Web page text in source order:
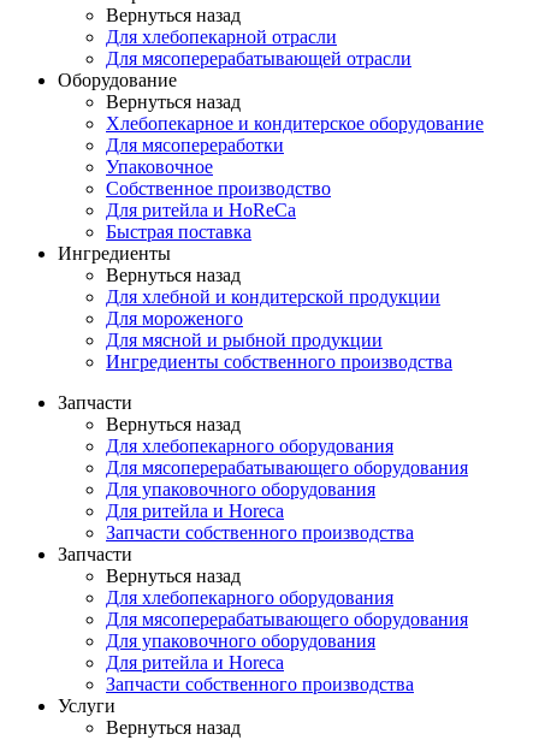
Вернуться назад
Для хлебопекарной отрасли
Для мясоперерабатывающей отрасли
Оборудование
Вернуться назад
Хлебопекарное и кондитерское оборудование
Для мясопереработки
Упаковочное
Собственное производство
Для ритейла и HoReCa
Быстрая поставка
Ингредиенты
Вернуться назад
Для хлебной и кондитерской продукции
Для мороженого
Для мясной и рыбной продукции
Ингредиенты собственного производства
Запчасти
Вернуться назад
Для хлебопекарного оборудования
Для мясоперерабатывающего оборудования
Для упаковочного оборудования
Для ритейла и Horeca
Запчасти собственного производства
Запчасти
Вернуться назад
Для хлебопекарного оборудования
Для мясоперерабатывающего оборудования
Для упаковочного оборудования
Для ритейла и Horeca
Запчасти собственного производства
Услуги
Вернуться назад